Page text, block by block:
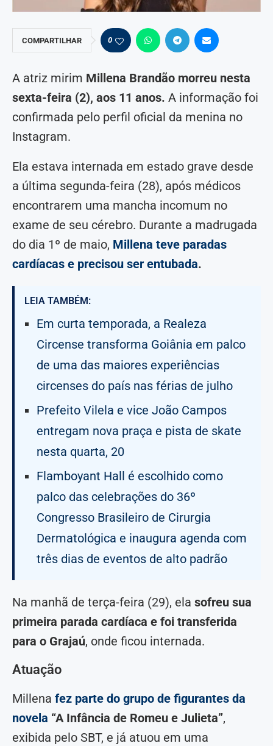
COMPARTILHAR 0
A atriz mirim Millena Brandão morreu nesta
sexta-feira (2), aos 11 anos. A informação foi
confirmada pelo perfil oficial da menina no
Instagram.
Ela estava internada em estado grave desde
a última segunda-feira (28), após médicos
encontrarem uma mancha incomum no
exame de seu cérebro. Durante a madrugada
do dia 1º de maio, Millena teve paradas
cardíacas e precisou ser entubada.
LEIA TAMBÉM:
Em curta temporada, a Realeza
Circense transforma Goiânia em palco
de uma das maiores experiências
circenses do país nas férias de julho
Prefeito Vilela e vice João Campos
entregam nova praça e pista de skate
nesta quarta, 20
Flamboyant Hall é escolhido como
palco das celebrações do 36º
Congresso Brasileiro de Cirurgia
Dermatológica e inaugura agenda com
três dias de eventos de alto padrão
Na manhã de terça-feira (29), ela sofreu sua
primeira parada cardíaca e foi transferida
para o Grajaú, onde ficou internada.
Atuação
Millena fez parte do grupo de figurantes da
novela “A Infância de Romeu e Julieta”,
exibida pelo SBT, e já atuou em uma